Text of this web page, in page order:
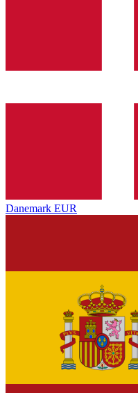
Danemark EUR